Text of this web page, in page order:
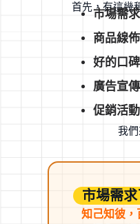
首先，有這幾
市場需
商品線
好的口碑
廣告宣傳
促銷活動
我
市場需
知己知彼，